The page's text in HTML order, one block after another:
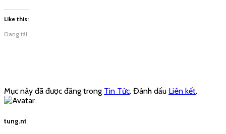
Like this:
Đang tải...
Mục này đã được đăng trong Tin Tức. Đánh dấu Liên kết.
tung.nt